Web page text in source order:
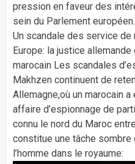
pression en faveur des
sein du Parlement européen.
Un scandale des service
Europe: la justice
marocain Les scandales
Makhzen continuent de
Allemagne,où un marocain
affaire d’espionnage de
connu le nord du Maroc
constitue une tâche
l’homme dans le royaume: